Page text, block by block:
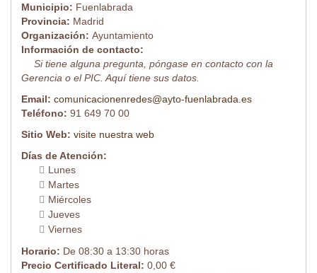
Municipio: Fuenlabrada
Provincia: Madrid
Organización: Ayuntamiento
Información de contacto:
Si tiene alguna pregunta, póngase en contacto con la
Gerencia o el PIC. Aquí tiene sus datos.
Email: comunicacionenredes@ayto-fuenlabrada.es
Teléfono: 91 649 70 00
Sitio Web: visite nuestra web
Días de Atención:
Lunes
Martes
Miércoles
Jueves
Viernes
Horario: De 08:30 a 13:30 horas
Precio Certificado Literal: 0,00 €